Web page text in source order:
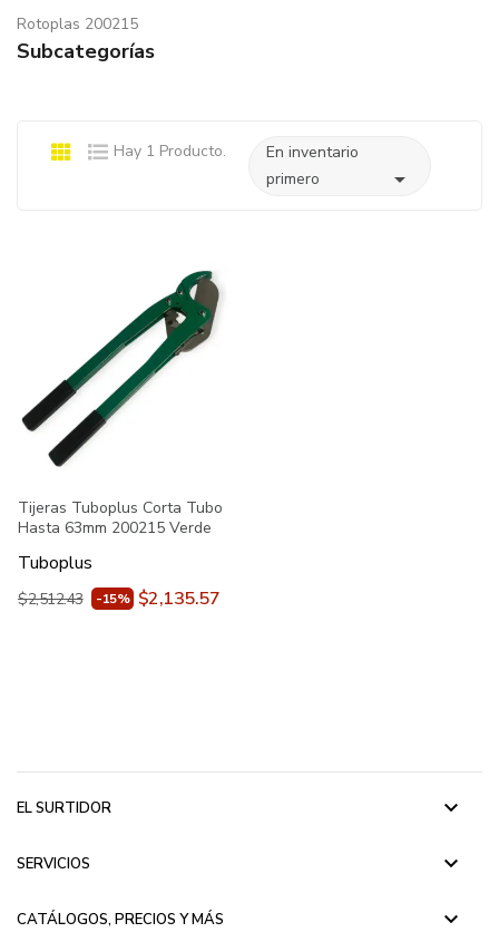
Rotoplas 200215
Subcategorías
Hay 1 Producto.
En inventario
primero

Tijeras Tuboplus Corta Tubo
Hasta 63mm 200215 Verde
Tuboplus
$2,512.43 -15% $2,135.57
EL SURTIDOR keyboard_arrow_down
SERVICIOS keyboard_arrow_down
CATÁLOGOS, PRECIOS Y MÁS keyboard_arrow_down